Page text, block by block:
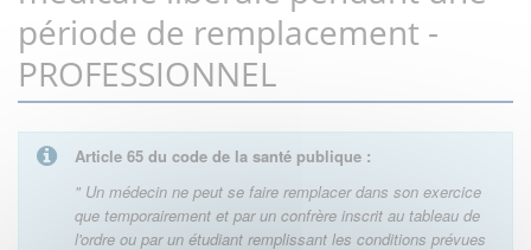
période de remplacement -
PROFESSIONNEL
Article 65 du code de la santé publique :
" Un médecin ne peut se faire remplacer dans son exercice
que temporairement et par un confrère inscrit au tableau de
l'ordre ou par un étudiant remplissant les conditions prévues